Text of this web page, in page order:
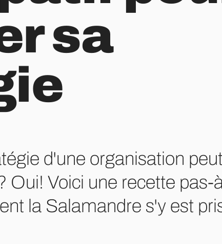
sa
d'une organisation
Oui! Voici une recette pas-
la Salamandre s'y est